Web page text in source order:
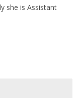
she is Assistant